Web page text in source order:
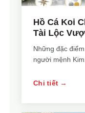
Hồ Cá Koi
Tài Lộc
Những đặc
người mệnh
Chi tiết →